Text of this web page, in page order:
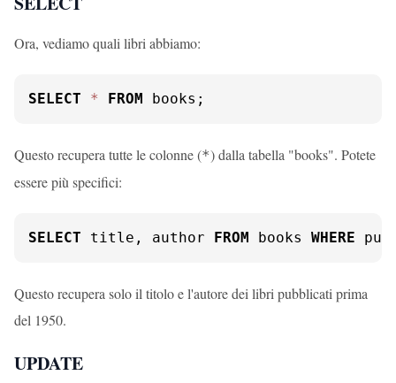
Ora, vediamo quali libri abbiamo:
SELECT * FROM books;
Questo recupera tutte le colonne (*) dalla tabella "books". Potete
essere più specifici:
SELECT title, author FROM books WHERE
Questo recupera solo il titolo e l'autore dei libri pubblicati prima
del 1950.
UPDATE